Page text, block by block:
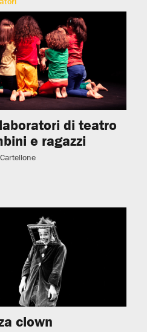
di teatro
e ragazzi
Cartellone
clown